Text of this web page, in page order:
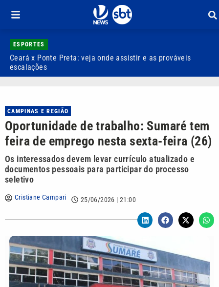
ESPORTES
Ceará x Ponte Preta: veja onde assistir e as prováveis
escalações
CAMPINAS E REGIÃO
Oportunidade de trabalho: Sumaré tem
feira de emprego nesta sexta-feira (26)
Os interessados devem levar currículo atualizado e
documentos pessoais para participar do processo
seletivo
Cristiane Campari 25/06/2026 | 21:00